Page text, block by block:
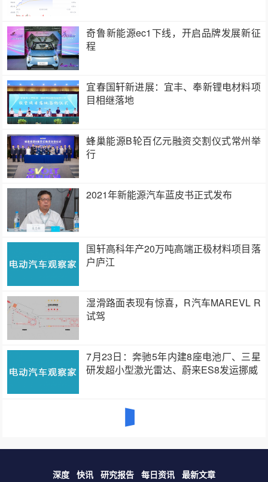
奇鲁新能源ec1下线，开启品牌发展新征
程
宜春国轩新进展：宜丰、奉新锂电材料项
目相继落地
蜂巢能源B轮百亿元融资交割仪式常州举
行
2021年新能源汽车蓝皮书正式发布
国轩高科年产20万吨高端正极材料项目落
户庐江
湿滑路面表现有惊喜，R汽车MAREVL R
试驾
7月23日：奔驰5年内建8座电池厂、三星
研发超小型激光雷达、蔚来ES8发运挪威
深度 快讯 研究报告 每日资讯 最新文章